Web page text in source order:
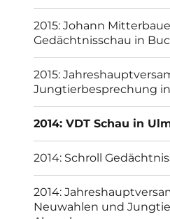
2015: Johann
Gedächtnisschau in
2015:
Jungtierbesprechung
2014: VDT Schau in
2014: Schroll
2014:
Neuwahlen und